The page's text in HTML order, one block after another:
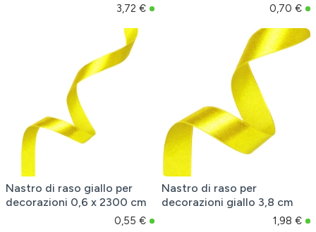
3,72 € 0,70 €
Nastro di raso giallo per
decorazioni 0,6 x 2300 cm
0,55 €
Nastro di raso per
decorazioni giallo 3,8 cm
1,98 €